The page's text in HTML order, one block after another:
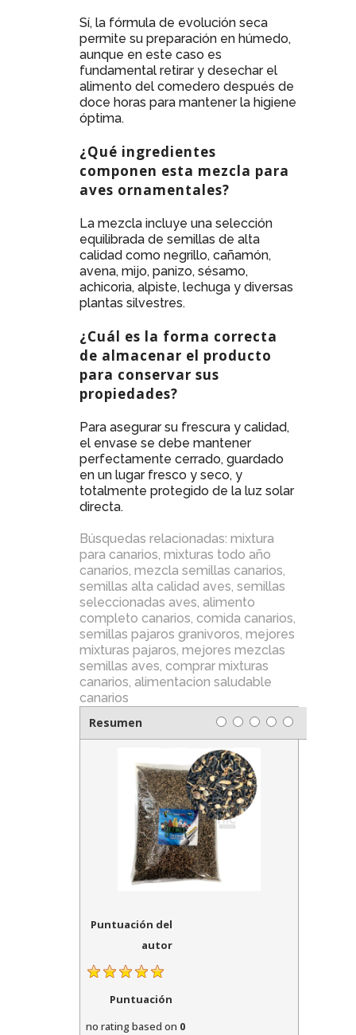
Sí, la fórmula de evolución seca
permite su preparación en húmedo,
aunque en este caso es
fundamental retirar y desechar el
alimento del comedero después de
doce horas para mantener la higiene
óptima.
¿Qué ingredientes
componen esta mezcla para
aves ornamentales?
La mezcla incluye una selección
equilibrada de semillas de alta
calidad como negrillo, cañamón,
avena, mijo, panizo, sésamo,
achicoria, alpiste, lechuga y diversas
plantas silvestres.
¿Cuál es la forma correcta
de almacenar el producto
para conservar sus
propiedades?
Para asegurar su frescura y calidad,
el envase se debe mantener
perfectamente cerrado, guardado
en un lugar fresco y seco, y
totalmente protegido de la luz solar
directa.
Búsquedas relacionadas: mixtura
para canarios, mixturas todo año
canarios, mezcla semillas canarios,
semillas alta calidad aves, semillas
seleccionadas aves, alimento
completo canarios, comida canarios,
semillas pajaros granivoros, mejores
mixturas pajaros, mejores mezclas
semillas aves, comprar mixturas
canarios, alimentacion saludable
canarios
Resumen
Puntuación del
autor
Puntuación
no ratingbased on 0